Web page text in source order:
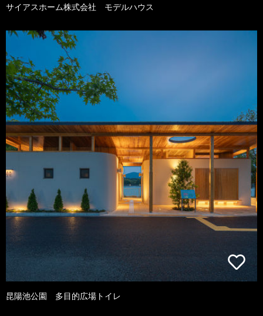
サイアスホーム株式会社 モデルハウス
昆陽池公園 多目的広場トイレ